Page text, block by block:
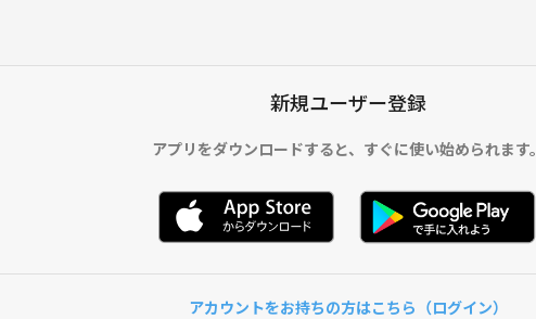
新規ユーザー登録
アプリをダウンロードすると、 すぐに使い始められます。
アカウントをお持ちの方はこちら（ログイン）